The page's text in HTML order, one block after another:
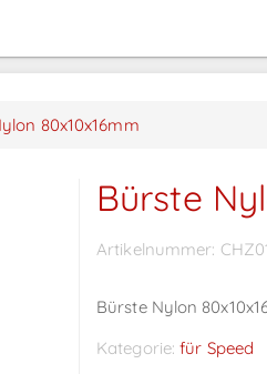
80x10x16mm
Bürste
Artikelnummer:
Bürste Nylon
Kategorie:für Speed